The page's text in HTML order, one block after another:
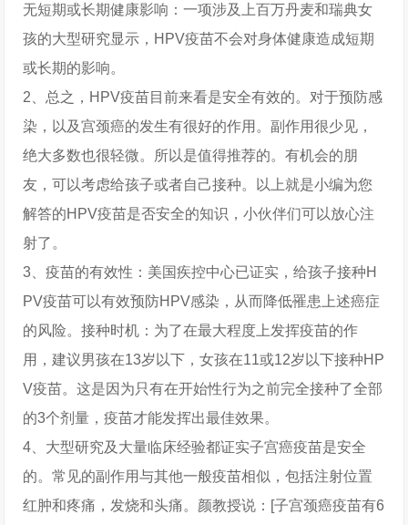
无短期或长期健康影响：一项涉及上百万丹麦和瑞典女
孩的大型研究显示，HPV疫苗不会对身体健康造成短期
或长期的影响。
2、总之，HPV疫苗目前来看是安全有效的。对于预防感
染，以及宫颈癌的发生有很好的作用。副作用很少见，
绝大多数也很轻微。所以是值得推荐的。有机会的朋
友，可以考虑给孩子或者自己接种。以上就是小编为您
解答的HPV疫苗是否安全的知识，小伙伴们可以放心注
射了。
3、疫苗的有效性：美国疾控中心已证实，给孩子接种H
PV疫苗可以有效预防HPV感染，从而降低罹患上述癌症
的风险。接种时机：为了在最大程度上发挥疫苗的作
用，建议男孩在13岁以下，女孩在11或12岁以下接种HP
V疫苗。这是因为只有在开始性行为之前完全接种了全部
的3个剂量，疫苗才能发挥出最佳效果。
4、大型研究及大量临床经验都证实子宫癌疫苗是安全
的。常见的副作用与其他一般疫苗相似，包括注射位置
红肿和疼痛，发烧和头痛。颜教授说：[子宫颈癌疫苗有6